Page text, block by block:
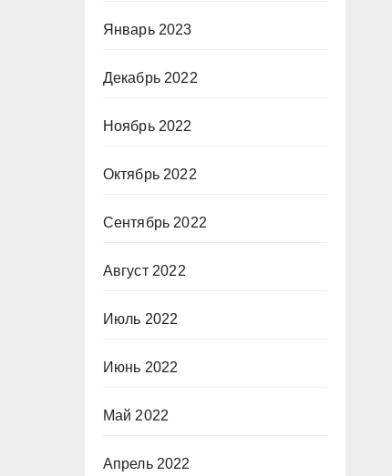
Январь 2023
Декабрь 2022
Ноябрь 2022
Октябрь 2022
Сентябрь 2022
Август 2022
Июль 2022
Июнь 2022
Май 2022
Апрель 2022